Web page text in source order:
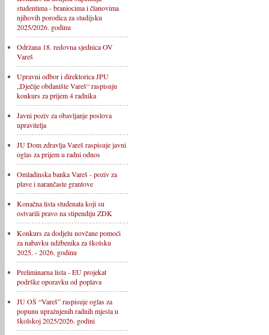
studentima - braniocima i članovima
njihovih porodica za studijsku
2025/2026. godinu
Održana 18. redovna sjednica OV
Vareš
Upravni odbor i direktorica JPU
„Dječije obdanište Vareš“ raspisuju
konkurs za prijem 4 radnika
Javni poziv za obavljanje poslova
upravitelja
JU Dom zdravlja Vareš raspisuje javni
oglas za prijem u radni odnos
Omladinska banka Vareš - poziv za
plave i narančaste grantove
Konačna lista studenata koji su
ostvarili pravo na stipendiju ZDK
Konkurs za dodjelu novčane pomoći
za nabavku udžbenika za školsku
2025. - 2026. godinu
Preliminarna lista - EU projekat
podrške oporavku od poplava
JU OŠ “Vareš” raspisuje oglas za
popunu upražnjenih radnih mjesta u
školskoj 2025/2026. godini